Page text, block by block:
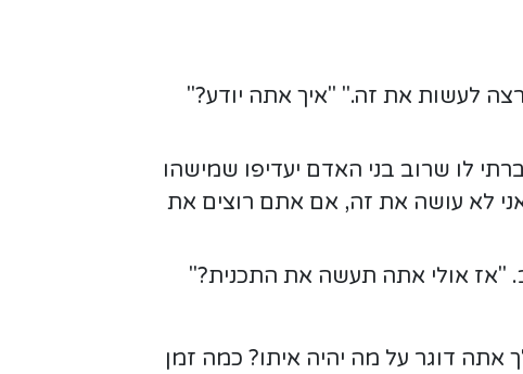
לעשות את זה." "איך אתה יודע?"
לו שרוב בני האדם יעדיפו שמישהו
לא עושה את זה, אם אתם רוצים את
"אז אולי אתה תעשה את התכנית?"
אתה דוגר על מה יהיה איתו? כמה זמן